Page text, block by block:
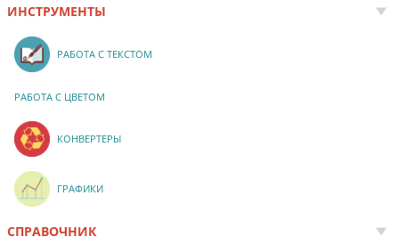
ИНСТРУМЕНТЫ
РАБОТА С ТЕКСТОМ
РАБОТА С ЦВЕТОМ
КОНВЕРТЕРЫ
ГРАФИКИ
СПРАВОЧНИК